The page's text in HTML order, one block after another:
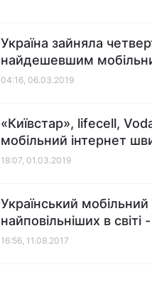
Україна зайняла
найдешевшим
04:16, 06.03.2019
«Київстар», lifecell,
мобільний інтернет
18:07, 01.03.2019
Український
найповільніших в світі
16:56, 11.08.2017